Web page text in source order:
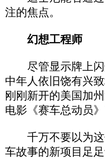
注的焦点。
幻想工程师
尽管显示牌上闪
中年人依旧饶有兴
刚刚新开的美国加
电影《赛车总动员
千万不要以为这
车故事的新项目足